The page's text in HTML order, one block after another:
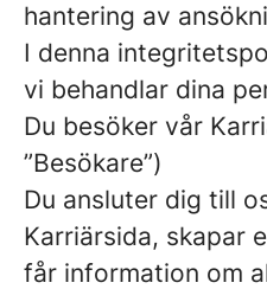
hantering av
I denna
vi behandlar dina
Du besöker vår
”Besökare”)
Du ansluter dig till
Karriärsida, skapar
får information om